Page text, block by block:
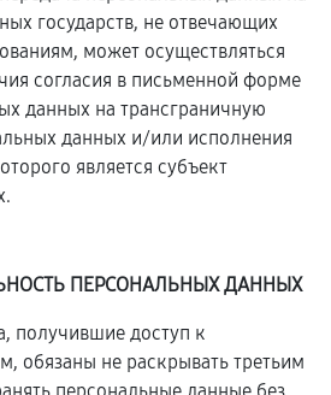
государств, не отвечающих
может осуществляться
согласия в письменной форме
данных на трансграничную
данных и/или исполнения
является субъект
ПЕРСОНАЛЬНЫХ ДАННЫХ
получившие доступ к
обязаны не раскрывать третьим